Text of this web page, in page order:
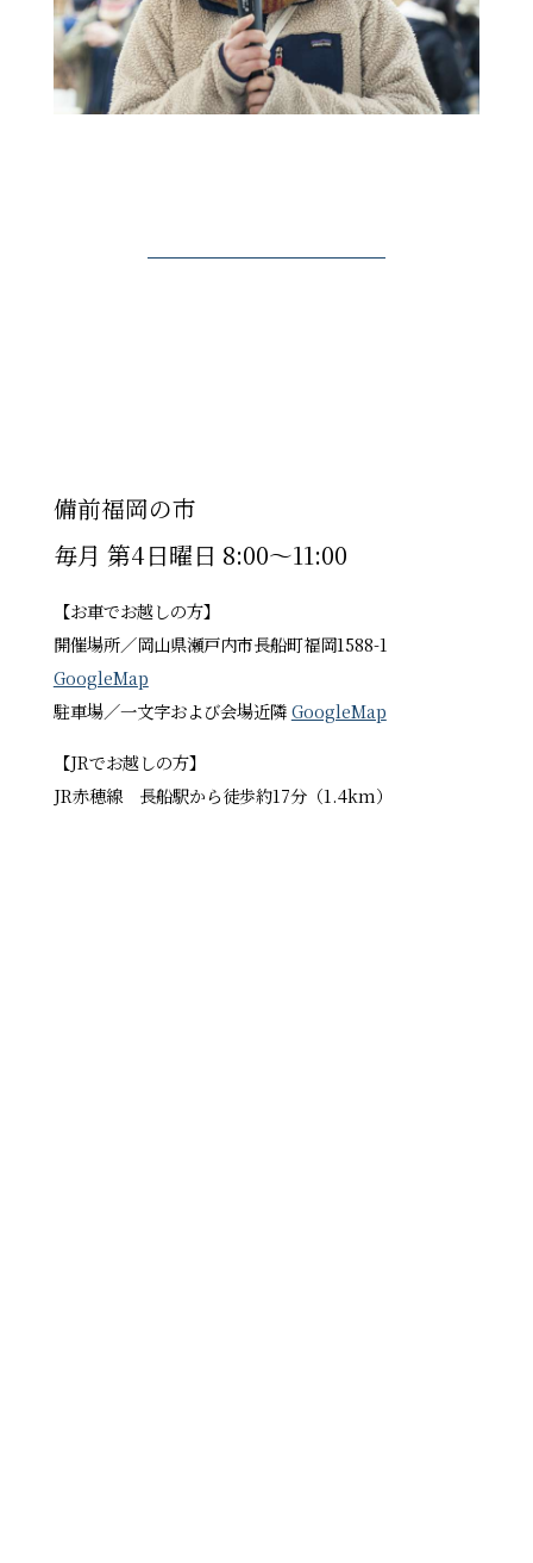
備前福岡の市
毎月 第4日曜日 8:00〜11:00
【お車でお越しの方】
開催場所／岡山県瀬戸内市長船町福岡1588-1
GoogleMap
駐車場／一文字および会場近隣GoogleMap
【JRでお越しの方】
JR赤穂線 長船駅から徒歩約17分（1.4km）